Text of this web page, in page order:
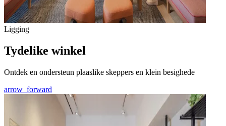
Ligging
Tydelike winkel
Ontdek en ondersteun plaaslike skeppers en klein besighede
arrow_forward